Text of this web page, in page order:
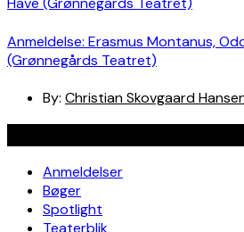
Anmeldelse: Erasmus Montanus,
(Grønnegårds Teatret)
By: Christian Skovgaard
Anmeldelser
Bøger
Spotlight
Teaterblik